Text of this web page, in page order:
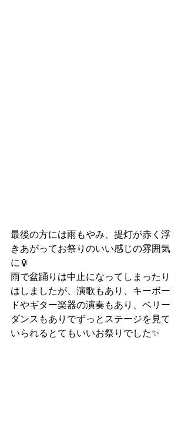
最後の方には雨もやみ、提灯が赤く浮
きあがってお祭りのいい感じの雰囲気
に🏮
雨で盆踊りは中止になってしまったり
はしましたが、演歌もあり、キーボー
ドやギター楽器の演奏もあり、ベリー
ダンスもありでずっとステージを見て
いられるとてもいいお祭りでした✨